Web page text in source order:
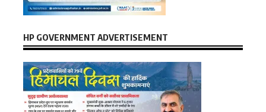
HP GOVERNMENT ADVERTISEMENT